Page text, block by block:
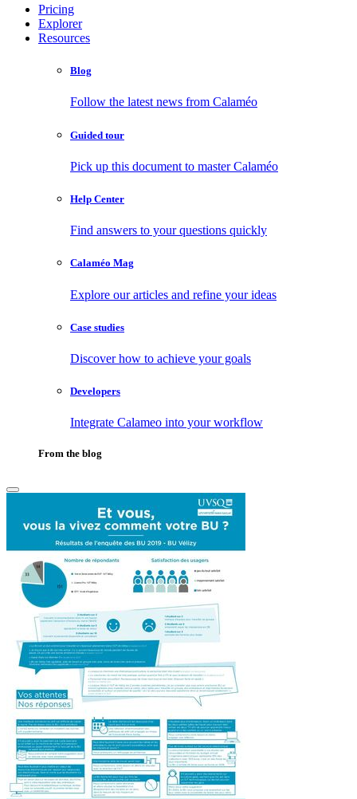
Pricing
Explorer
Resources
Blog
Follow the latest news from Calaméo
Guided tour
Pick up this document to master Calaméo
Help Center
Find answers to your questions quickly
Calaméo Mag
Explore our articles and refine your ideas
Case studies
Discover how to achieve your goals
Developers
Integrate Calameo into your workflow
From the blog